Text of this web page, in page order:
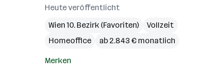
Heute veröffentlicht
Wien 10. Bezirk (Favoriten)
Vollzeit
Homeoffice
ab 2.843 € monatlich
Merken